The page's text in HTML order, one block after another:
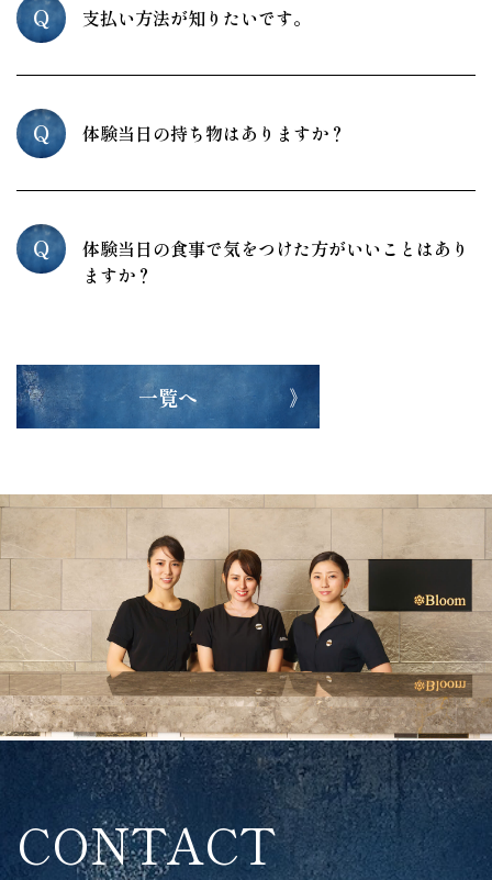
Q 支払い方法が知りたいです。
Q 体験当日の持ち物はありますか？
Q
体験当日の食事で気をつけた方がいいことはあり
ますか？
一覧へ
CONTACT